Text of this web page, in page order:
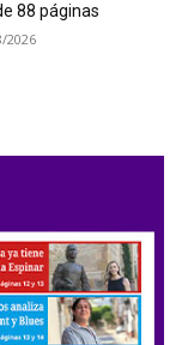
88 páginas
2026